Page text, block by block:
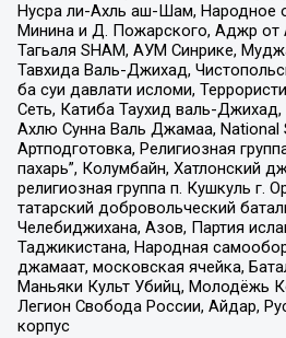
Нусра ли-Ахль аш-Шам, Народное
Минина и Д. Пожарского, Аджр от
Тагьаля SHAM, АУМ Синрике,
Тавхида Валь-Джихад,
ба суи давлати исломи,
Сеть, Катиба Таухид валь-
Ахлю Сунна Валь Джамаа, National
Артподготовка, Религиозная
пахарь”, Колумбайн, Хатлонский
религиозная группа п. Кушкуль г.
татарский добровольческий
Челебиджихана, Азов, Партия
Таджикистана, Народная
джамаат, московская ячейка,
Маньяки Культ Убийц, Молодёжь
Легион Свобода России, Айдар,
корпус